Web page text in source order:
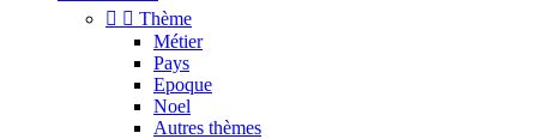
  Thème
Métier
Pays
Epoque
Noel
Autres thèmes